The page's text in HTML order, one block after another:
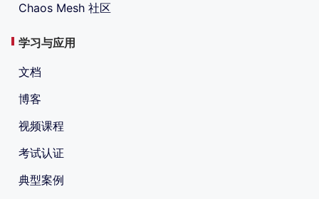
Chaos Mesh 社区
学习与应用
文档
博客
视频课程
考试认证
典型案例